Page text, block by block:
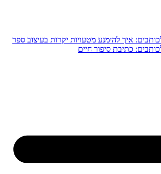
איך להימנע מטעויות יקרות בעיצוב ספר
כתיבת סיפור חיים